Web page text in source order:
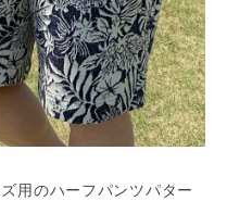
用のハーフパンツパター